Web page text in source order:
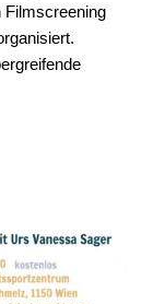
Filmscreening